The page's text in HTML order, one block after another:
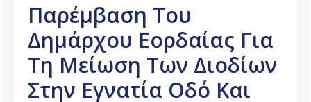
Παρέμβαση Του
Δημάρχου Εορδαίας Για
Τη Μείωση Των Διοδίων
Στην Εγνατία Οδό Και